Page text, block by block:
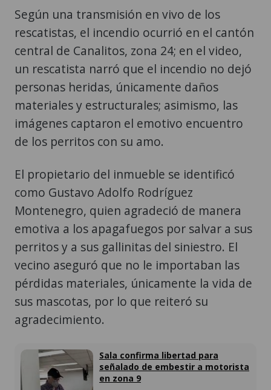
Según una transmisión en vivo de los
rescatistas, el incendio ocurrió en el cantón
central de Canalitos, zona 24; en el video,
un rescatista narró que el incendio no dejó
personas heridas, únicamente daños
materiales y estructurales; asimismo, las
imágenes captaron el emotivo encuentro
de los perritos con su amo.
El propietario del inmueble se identificó
como Gustavo Adolfo Rodríguez
Montenegro, quien agradeció de manera
emotiva a los apagafuegos por salvar a sus
perritos y a sus gallinitas del siniestro. El
vecino aseguró que no le importaban las
pérdidas materiales, únicamente la vida de
sus mascotas, por lo que reiteró su
agradecimiento.
Sala confirma libertad para
señalado de embestir a motorista
en zona 9